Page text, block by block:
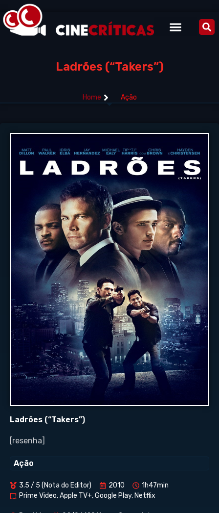
Ladrões (“Takers”)
Home Ação
Ladrões (“Takers”)
[resenha]
Ação
3.5 / 5 (Nota do Editor) 2010
1h47min
Prime Video, Apple TV+, Google Play, Netflix